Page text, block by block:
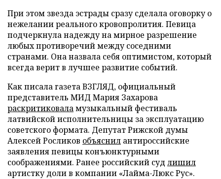
При этом звезда эстрады сразу сделала оговорку о
нежелании реального кровопролития. Певица
подчеркнула надежду на мирное разрешение
любых противоречий между соседними
странами. Она назвала себя оптимистом, который
всегда верит в лучшее развитие событий.
Как писала газета ВЗГЛЯД, официальный
представитель МИД Мария Захарова
раскритиковаламузыкальный фестиваль
латвийской исполнительницы за эксплуатацию
советского формата. Депутат Рижской думы
Алексей Росликов объяснил антироссийские
заявления певицы конъюнктурными
соображениями. Ранее российский суд лишил
артистку доли в компании «Лайма-Люкс Рус».